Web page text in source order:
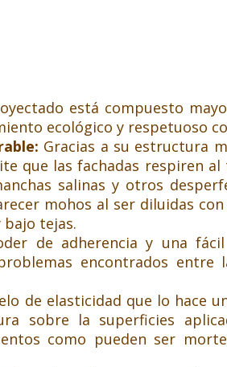
está compuesto
ecológico y respetuoso
Gracias a su estructura
que las fachadas respiren
salinas y otros
mohos al ser diluidas
bajo tejas.
de adherencia y una
encontrados
de elasticidad que lo hace
sobre la superficies
como pueden ser